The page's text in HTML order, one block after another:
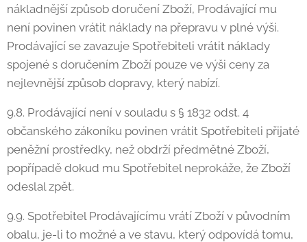
nákladnější způsob doručení Zboží, Prodávající mu
není povinen vrátit náklady na přepravu v plné výši.
Prodávající se zavazuje Spotřebiteli vrátit náklady
spojené s doručením Zboží pouze ve výši ceny za
nejlevnější způsob dopravy, který nabízí.
9.8. Prodávající není v souladu s § 1832 odst. 4
občanského zákoníku povinen vrátit Spotřebiteli přijaté
peněžní prostředky, než obdrží předmětné Zboží,
popřípadě dokud mu Spotřebitel neprokáže, že Zboží
odeslal zpět.
9.9. Spotřebitel Prodávajícímu vrátí Zboží v původním
obalu, je-li to možné a ve stavu, který odpovídá tomu,